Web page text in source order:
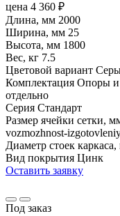
цена 4 360 ₽
Длина, мм 2000
Ширина, мм 25
Высота, мм 1800
Вес, кг 7.5
Цветовой вариант
Комплектация Опоры и
отдельно
Серия Стандарт
Размер ячейки сетки,
vozmozhnost-
Диаметр стоек
Вид покрытия Цинк
Оставить заявку
Под заказ